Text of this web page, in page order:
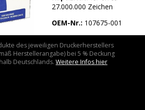
27.000.000 Zeichen
OEM-Nr.: 107675-001
des jeweiligen Druckerherstellers
Herstellerangabe) bei 5 % Deckung
Deutschlands. Weitere Infos hier